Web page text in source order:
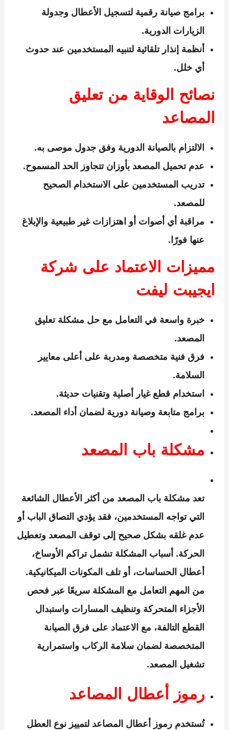
برامج صيانة رقمية لتسجيل الأعطال وجدولة
الزيارات الدورية.
أنظمة إنذار تلقائية لتنبيه المستخدمين عند حدوث
أي خلل.
نصائح الوقاية من تعليق
المصاعد
الالتزام بالصيانة الدورية وفق جدول موصى به.
عدم تحميل المصعد بأوزان تتجاوز الحد المسموح.
تدريب المستخدمين على الاستخدام الصحيح
للمصعد.
مراقبة أي أصوات أو اهتزازات غير طبيعية والإبلاغ
عنها فورًا.
مميزات الاعتماد على شركة
ايجيبت ليفت
خبرة واسعة في التعامل مع حل مشكلة تعليق
المصعد.
فرق فنية متخصصة ومدربة على أعلى معايير
السلامة.
استخدام قطع غيار أصلية وتقنيات حديثة.
برامج متابعة وصيانة دورية لضمان أداء المصعد.
مشكلة باب المصعد
تعد مشكلة باب المصعد من أكثر الأعطال الشائعة
التي تواجه المستخدمين، فقد يؤدي التصاق الباب أو
عدم غلقه بشكل صحيح إلى توقف المصعد وتعطيل
الحركة. أسباب المشكلة تشمل تراكم الأوساخ،
أعطال الحساسات، أو تلف المكونات الميكانيكية.
من المهم التعامل مع المشكلة سريعًا عبر فحص
الأجزاء المتحركة وتنظيف المسارات واستبدال
القطع التالفة، مع الاعتماد على فرق الصيانة
المتخصصة لضمان سلامة الركاب واستمرارية
تشغيل المصعد.
رموز أعطال المصاعد
تُستخدم رموز أعطال المصاعد لتمييز نوع العطل